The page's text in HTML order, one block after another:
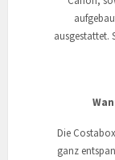
ausgestattet.
Die
ganz